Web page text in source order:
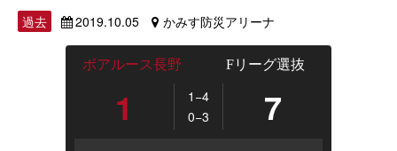
過去 2019.10.05 かみす防災アリーナ
ボアルース長野 Fリーグ選抜
1
1−4
0−3
7